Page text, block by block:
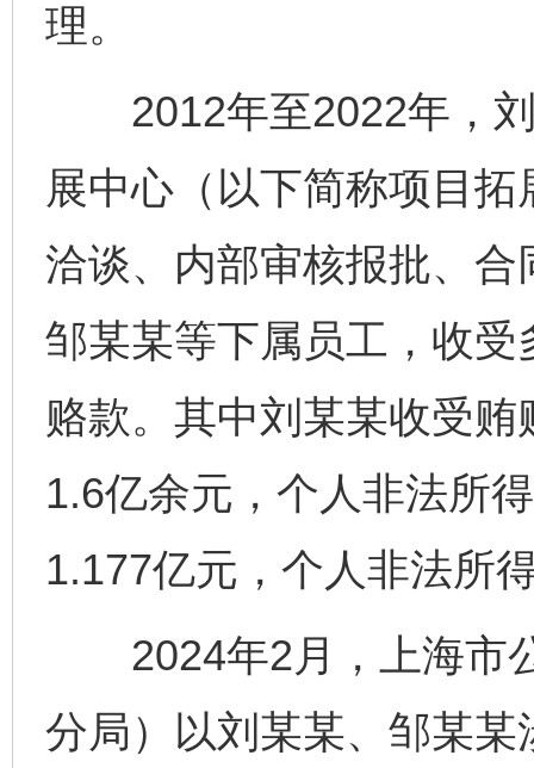
理。
2012年至2022年，刘
展中心（以下简称项目
洽谈、内部审核报批、
邹某某等下属员工，收
赂款。其中刘某某收受
1.6亿余元，个人非法所
1.177亿元，个人非法所
2024年2月，上海市
分局）以刘某某、邹某